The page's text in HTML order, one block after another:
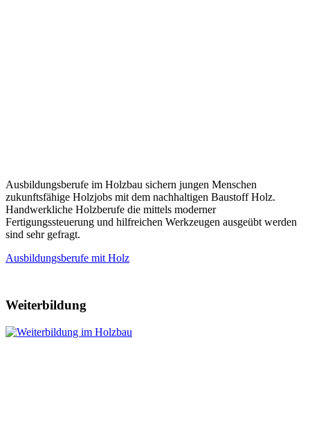
Ausbildungsberufe im Holzbau sichern jungen Menschen
zukunftsfähige Holzjobs mit dem nachhaltigen Baustoff Holz.
Handwerkliche Holzberufe die mittels moderner
Fertigungssteuerung und hilfreichen Werkzeugen ausgeübt werden
sind sehr gefragt.
Ausbildungsberufe mit Holz
Weiterbildung